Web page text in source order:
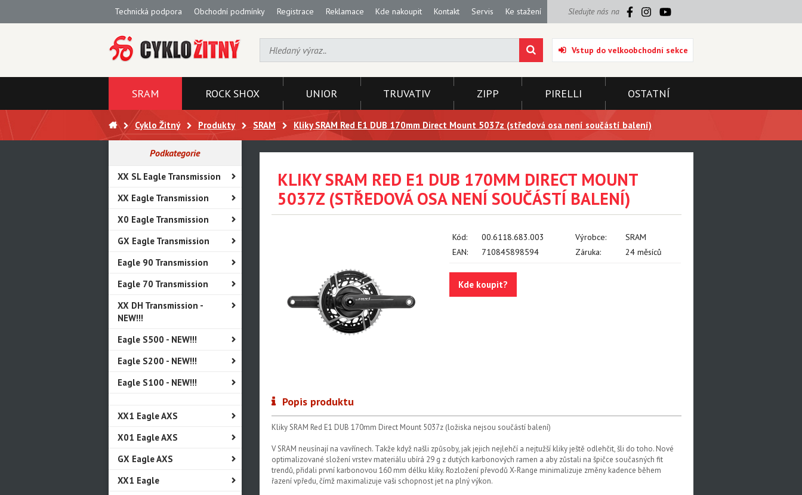
Technická podpora Obchodní podmínky Registrace Reklamace Kde nakoupit Kontakt Servis Ke stažení Sledujte nás na
Vstup do velkoobchodní sekce
SRAM ROCK SHOX UNIOR TRUVATIV ZIPP PIRELLI OSTATNÍ
Cyklo Žitný Produkty SRAM Kliky SRAM Red E1 DUB 170mm Direct Mount 5037z (středová osa není součástí balení)
Podkategorie
XX SL Eagle Transmission
XX Eagle Transmission
X0 Eagle Transmission
GX Eagle Transmission
Eagle 90 Transmission
Eagle 70 Transmission
XX DH Transmission -
NEW!!!
Eagle S500 - NEW!!!
Eagle S200 - NEW!!!
Eagle S100 - NEW!!!
XX1 Eagle AXS
X01 Eagle AXS
GX Eagle AXS
XX1 Eagle
KLIKY SRAM RED E1 DUB 170MM DIRECT MOUNT
5037Z (STŘEDOVÁ OSA NENÍ SOUČÁSTÍ BALENÍ)
Kód: 00.6118.683.003 Výrobce:
SRAM
EAN:
710845898594 Záruka: 24 měsíců
Kde koupit?
Popis produktu
Kliky SRAM Red E1 DUB 170mm Direct Mount 5037z (ložiska nejsou součástí balení)
V SRAM neusínají na vavřínech. Takže když našli způsoby, jak jejich nejlehčí a nejtužší kliky ještě odlehčit, šli do toho. Nové
optimalizované složení vrstev materiálu ubírá 29 g z dutých karbonových ramen a aby zůstali na špičce současných fit
trendů, přidali první karbonovou 160 mm délku kliky. Rozložení převodů X-Range minimalizuje změny kadence během
řazení vpředu, čímž maximalizuje vaši schopnost jet na plný výkon.